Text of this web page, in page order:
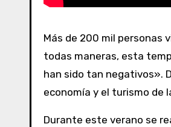
Más de 200 mil personas visitaron el partido de La Costa durante el fin de semana largo de carnaval, informó el intendente Juan Pablo de Jesús. De
todas maneras, esta
han sido tan negativos».
economía y el turismo de
Durante este verano se